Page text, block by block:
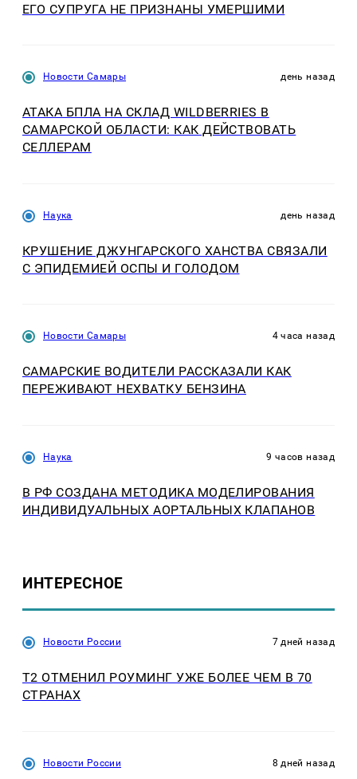
ЕГО СУПРУГА НЕ ПРИЗНАНЫ УМЕРШИМИ
Новости Самары день назад
АТАКА БПЛА НА СКЛАД WILDBERRIES В
САМАРСКОЙ ОБЛАСТИ: КАК ДЕЙСТВОВАТЬ
СЕЛЛЕРАМ
Наука день назад
КРУШЕНИЕ ДЖУНГАРСКОГО ХАНСТВА СВЯЗАЛИ
С ЭПИДЕМИЕЙ ОСПЫ И ГОЛОДОМ
Новости Самары 4 часа назад
САМАРСКИЕ ВОДИТЕЛИ РАССКАЗАЛИ КАК
ПЕРЕЖИВАЮТ НЕХВАТКУ БЕНЗИНА
Наука 9 часов назад
В РФ СОЗДАНА МЕТОДИКА МОДЕЛИРОВАНИЯ
ИНДИВИДУАЛЬНЫХ АОРТАЛЬНЫХ КЛАПАНОВ
ИНТЕРЕСНОЕ
Новости России 7 дней назад
Т2 ОТМЕНИЛ РОУМИНГ УЖЕ БОЛЕЕ ЧЕМ В 70
СТРАНАХ
Новости России 8 дней назад